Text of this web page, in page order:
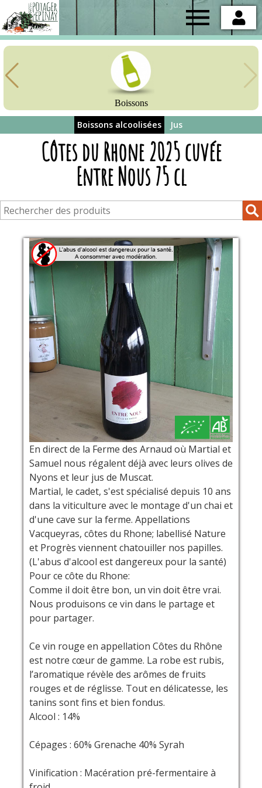
Boissons
Boissons alcoolisées Jus
Côtes du Rhone 2025 cuvée
Entre Nous 75 cl
En direct de la Ferme des Arnaud où Martial et
Samuel nous régalent déjà avec leurs olives de
Nyons et leur jus de Muscat.
Martial, le cadet, s'est spécialisé depuis 10 ans
dans la viticulture avec le montage d'un chai et
d'une cave sur la ferme. Appellations
Vacqueyras, côtes du Rhone; labellisé Nature
et Progrès viennent chatouiller nos papilles.
(L'abus d'alcool est dangereux pour la santé)
Pour ce côte du Rhone:
Comme il doit être bon, un vin doit être vrai.
Nous produisons ce vin dans le partage et
pour partager.
Ce vin rouge en appellation Côtes du Rhône
est notre cœur de gamme. La robe est rubis,
l’aromatique révèle des arômes de fruits
rouges et de réglisse. Tout en délicatesse, les
tanins sont fins et bien fondus.
Alcool : 14%
Cépages : 60% Grenache 40% Syrah
Vinification : Macération pré-fermentaire à